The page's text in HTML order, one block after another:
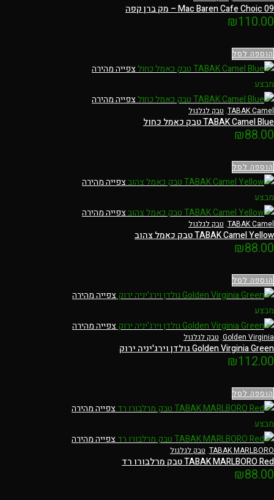
Mac Baren Cafe Choic 09 – מק ברן קפה
₪110.00
הוספה לסל
צפייה מהירה
מבצע
צפייה מהירה
TABAK Camel
, טבק לגלגול
TABAK Camel Blue טבק כאמל כחול
₪88.00
הוספה לסל
צפייה מהירה
מבצע
צפייה מהירה
TABAK Camel
, טבק לגלגול
TABAK Camel Yellow טבק כאמל צהוב
₪88.00
הוספה לסל
צפייה מהירה
מבצע
צפייה מהירה
Golden Virginia
, טבק לגלגול
Golden Virginia Green גולדן וירג'יניה ירוק
₪112.00
הוספה לסל
צפייה מהירה
מבצע
צפייה מהירה
TABAK MARLBORO
, טבק לגלגול
TABAK MARLBORO Red טבק מרלבורו רד
₪88.00